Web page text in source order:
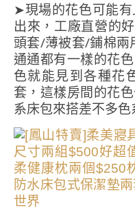
➤現場的花色可能
出來，工廠直營的
頭套/薄被套/鋪棉兩
通通都有一樣的花
色就能見到各種花
套，這樣房間的花
系床包來搭差不多